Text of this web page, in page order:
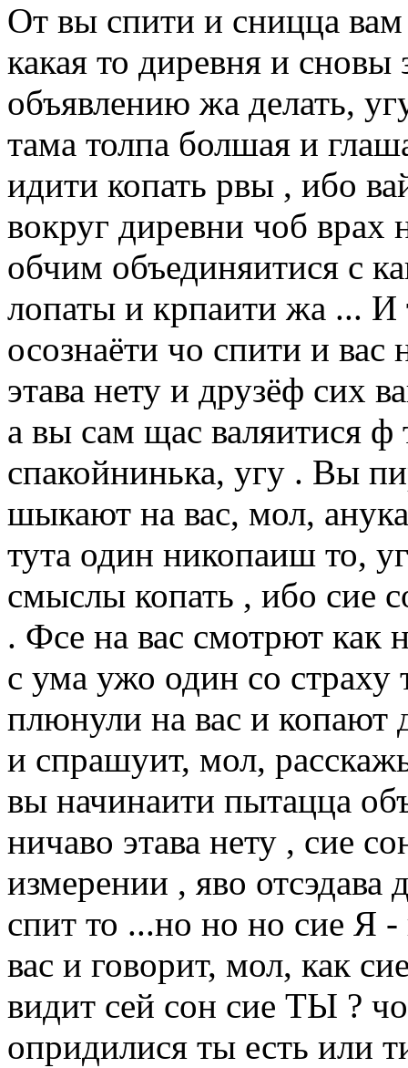
От вы спити и сницца
какая то диревня и
объявлению жа делать,
тама толпа болшая и
идити копать рвы , ибо
вокруг диревни чоб
обчим объединяитися с
лопаты и крпаити жа ... И
осознаёти чо спити и вас
этава нету и друзёф сих
а вы сам щас валяитися ф
спакойнинька, угу . Вы
шыкают на вас, мол,
тута один никопаиш то,
смыслы копать , ибо сие
. Фсе на вас смотрют как
с ума ужо один со страху
плюнули на вас и копают
и спрашуит, мол,
вы начинаити пытацца
ничаво этава нету , сие
измерении , яво
спит то ...но но но сие Я
вас и говорит, мол, как
видит сей сон сие ТЫ ?
опридилися ты есть или